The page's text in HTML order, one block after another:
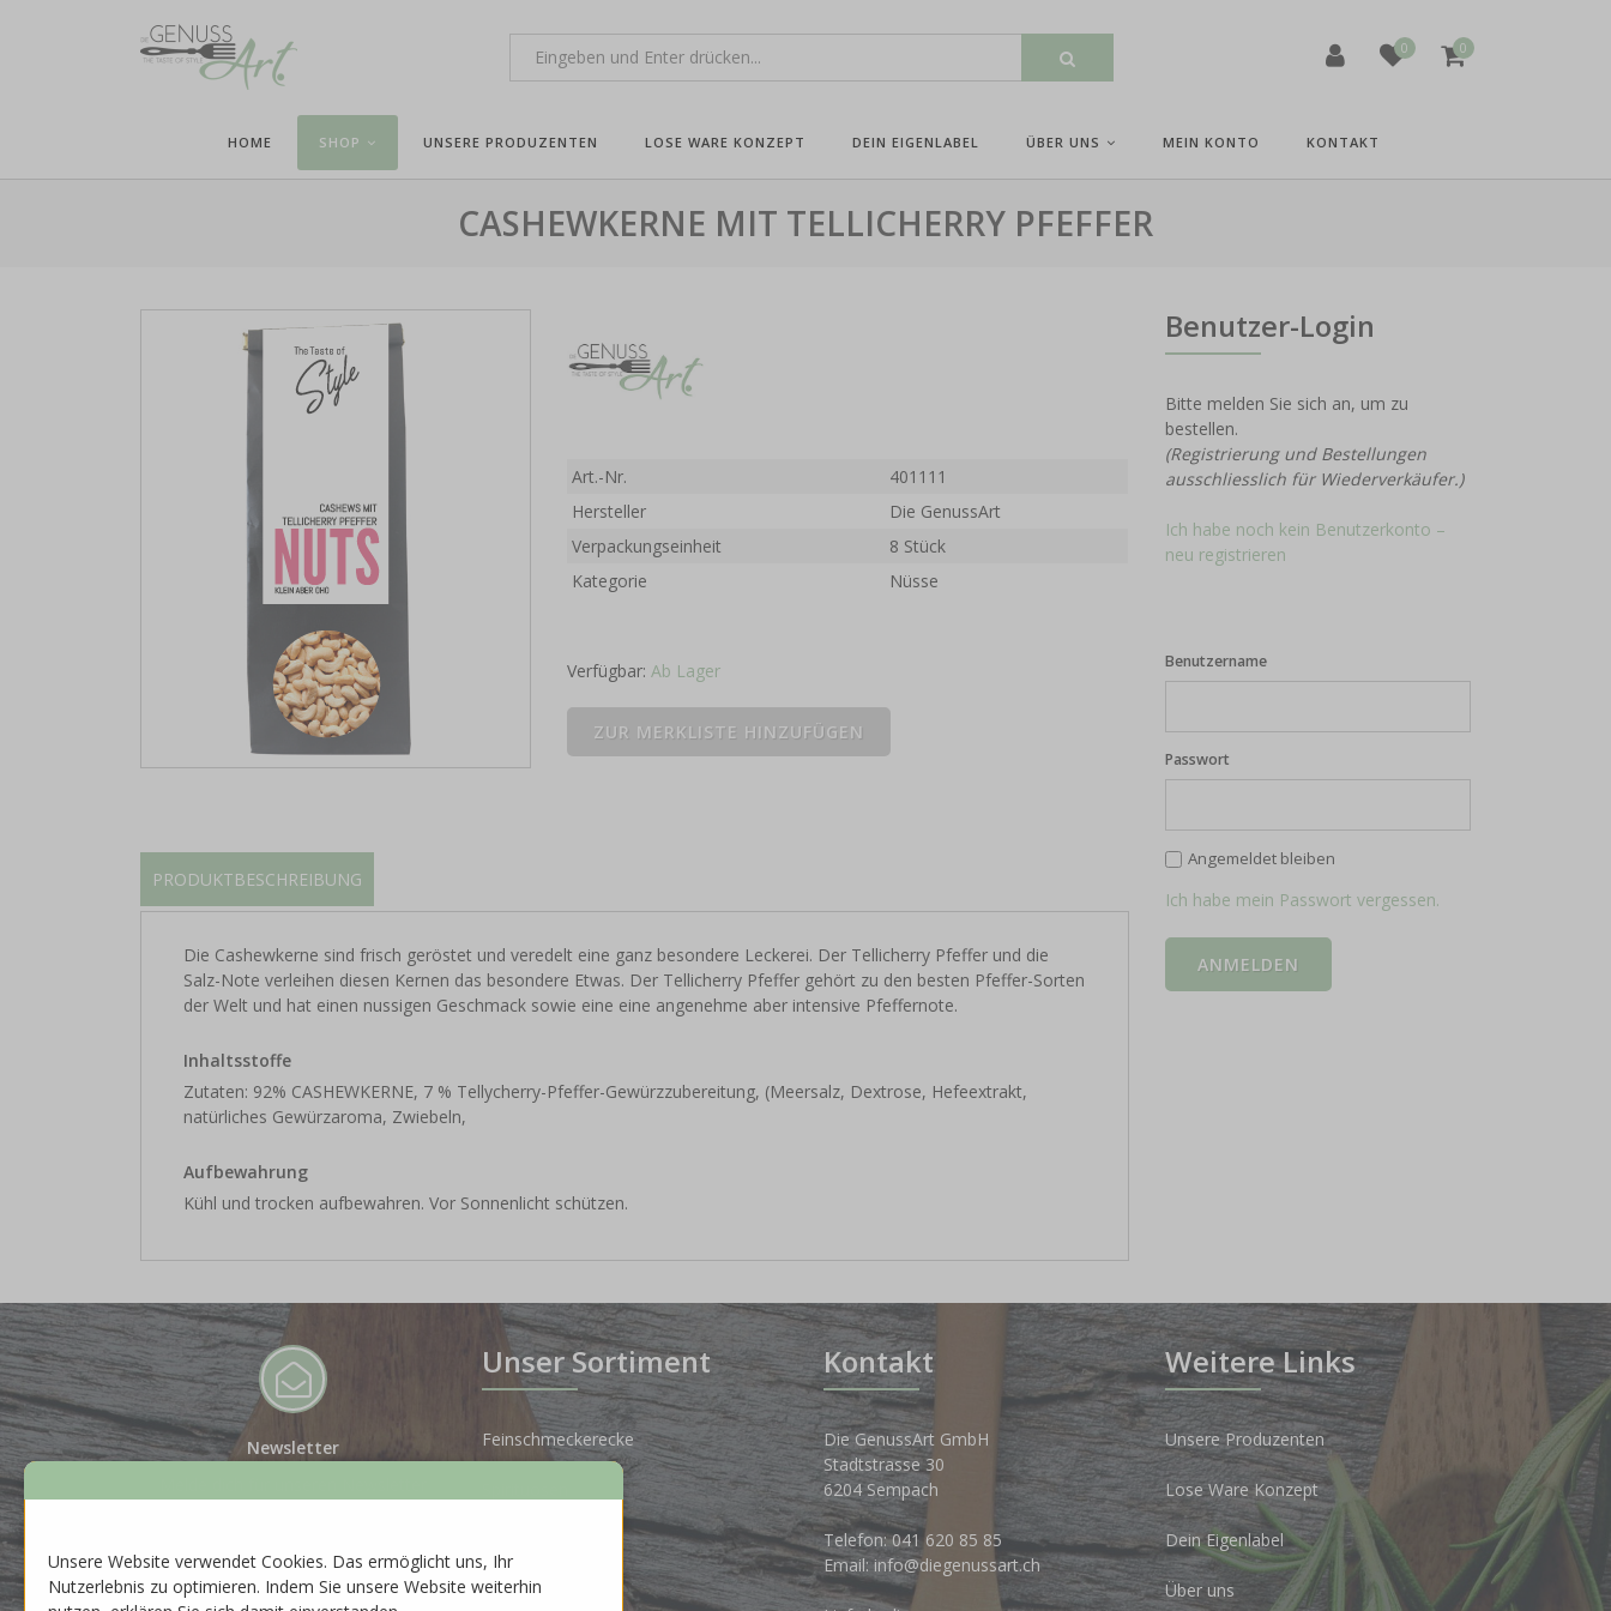
0 0
HOME SHOP UNSERE PRODUZENTEN LOSE WARE KONZEPT DEIN EIGENLABEL ÜBER UNS MEIN KONTO KONTAKT
CASHEWKERNE MIT TELLICHERRY PFEFFER
Art.-Nr.
401111
Hersteller
Die GenussArt
Verpackungseinheit
8 Stück
Kategorie
Nüsse
Verfügbar:Ab Lager
PRODUKTBESCHREIBUNG
Die Cashewkerne sind frisch geröstet und veredelt eine ganz besondere Leckerei. Der Tellicherry Pfeffer und die
Salz-Note verleihen diesen Kernen das besondere Etwas. Der Tellicherry Pfeffer gehört zu den besten Pfeffer-Sorten
der Welt und hat einen nussigen Geschmack sowie eine eine angenehme aber intensive Pfeffernote.
Inhaltsstoffe
Zutaten: 92% CASHEWKERNE, 7 % Tellycherry-Pfeffer-Gewürzzubereitung, (Meersalz, Dextrose, Hefeextrakt,
natürliches Gewürzaroma, Zwiebeln,
Aufbewahrung
Kühl und trocken aufbewahren. Vor Sonnenlicht schützen.
Benutzer-Login
Bitte melden Sie sich an, um zu
bestellen.
(Registrierung und Bestellungen
ausschliesslich für Wiederverkäufer.)
Ich habe noch kein Benutzerkonto –
neu registrieren
Benutzername
Passwort
Angemeldet bleiben
Ich habe mein Passwort vergessen.
Newsletter
ZUR ANMELDUNG
Unser Sortiment
Feinschmeckerecke
Neuheiten
Kontakt
Die GenussArt GmbH
Stadtstrasse 30
6204 Sempach
Telefon:041 620 85 85
Email: info@diegenussart.ch
Weitere Links
Unsere Produzenten
Lose Ware Konzept
Dein Eigenlabel
Über uns
Unsere Website verwendet Cookies. Das ermöglicht uns, Ihr
Nutzerlebnis zu optimieren. Indem Sie unsere Website weiterhin